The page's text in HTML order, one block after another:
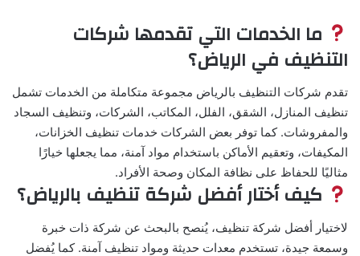
ما الخدمات التي تقدمها شركات
التنظيف في الرياض؟
تقدم شركات التنظيف بالرياض مجموعة متكاملة من الخدمات تشمل
تنظيف المنازل، الشقق، الفلل، المكاتب، الشركات، وتنظيف السجاد
والمفروشات. كما توفر بعض الشركات خدمات تنظيف الخزانات،
المكيفات، وتعقيم الأماكن باستخدام مواد آمنة، مما يجعلها خيارًا
مثاليًا للحفاظ على نظافة المكان وصحة الأفراد.
كيف أختار أفضل شركة تنظيف بالرياض؟
لاختيار أفضل شركة تنظيف، يُنصح بالبحث عن شركة ذات خبرة
وسمعة جيدة، تستخدم معدات حديثة ومواد تنظيف آمنة. كما يُفضل